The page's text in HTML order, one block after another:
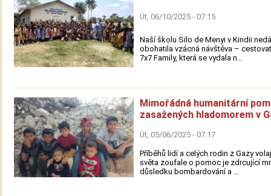
Út, 06/10/2025 - 07:15
Naší školu Silo de Menyi v Kindii
obohatila vzácná návštěva –
7x7 Family, která se vydala n...
Mimořádná humanitární
zasažených hladomorem v
Út, 05/06/2025 - 07:17
Příběhů lidí a celých rodin z Gazy
světa zoufale o pomoc je zdrcující
důsledku bombardování a ...